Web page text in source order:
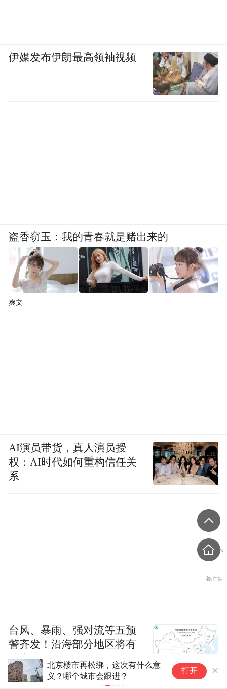
北京楼市再松绑，这次有什么意
义？哪个城市会跟进？
打开
伊媒发布伊朗最高领袖视频
盗香窃玉：我的青春就是赌出来的
爽文
AI演员带货，真人演员授
权：AI时代如何重构信任关
系
台风、暴雨、强对流等五预
警齐发！沿海部分地区将有
特大暴雨